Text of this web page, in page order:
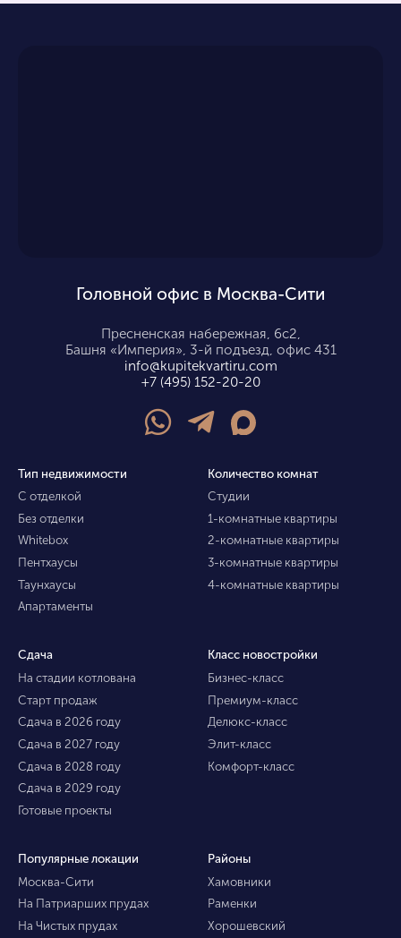
Головной офис в Москва-Сити
Пресненская набережная, 6с2,
Башня «Империя», 3-й подъезд, офис 431
info@kupitekvartiru.com
+7 (495) 152-20-20
Тип недвижимости
С отделкой
Без отделки
Whitebox
Пентхаусы
Таунхаусы
Апартаменты
Количество комнат
Студии
1-комнатные квартиры
2-комнатные квартиры
3-комнатные квартиры
4-комнатные квартиры
Сдача
На стадии котлована
Старт продаж
Сдача в 2026 году
Сдача в 2027 году
Сдача в 2028 году
Сдача в 2029 году
Готовые проекты
Класс новостройки
Бизнес-класс
Премиум-класс
Делюкс-класс
Элит-класс
Комфорт-класс
Популярные локации
Москва-Сити
На Патриарших прудах
На Чистых прудах
Районы
Хамовники
Раменки
Хорошевский